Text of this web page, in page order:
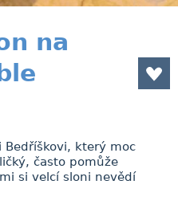
na
Bedříškovi, který moc
často pomůže
si velcí sloni nevědí